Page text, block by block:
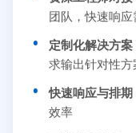
团队，快速响应
定制化解决方案
求输出针对性方
快速响应与排期
效率